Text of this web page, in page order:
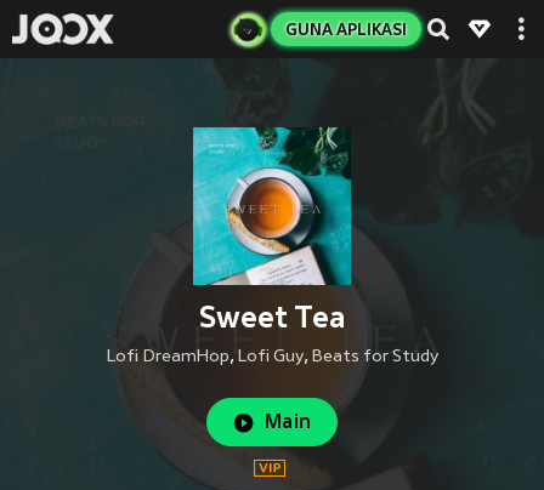
GUNA APLIKASI
Sweet Tea
Lofi DreamHop, Lofi Guy, Beats for Study
Main